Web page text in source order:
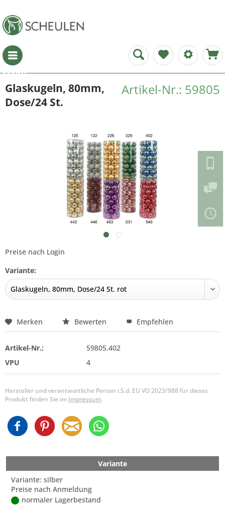
Menü
Artikel-Nr.: 59805
Glaskugeln, 80mm,
Dose/24 St.
Preise nach Login
Variante:
Merken Bewerten Empfehlen
Artikel-Nr.:
59805.402
VPU
4
Hersteller und verantwortliche Person i.S.d. EU VO 2023/988 für dieses
Produkt finden Sie im Impressum.
Variante
Variante: silber
Preise nach Anmeldung
normaler Lagerbestand